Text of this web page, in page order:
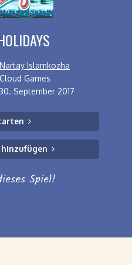
Nartay Islamkozha
Cloud Games
30. September 2017
Spiel!